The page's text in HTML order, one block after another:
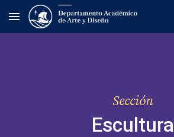
Skip to main content
Sección
Escultura